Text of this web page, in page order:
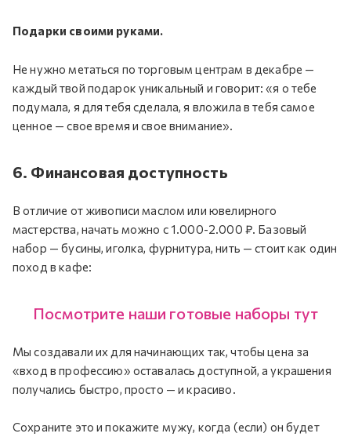
Подарки своими руками.
Не нужно метаться по торговым центрам в декабре —
каждый твой подарок уникальный и говорит: «я о тебе
подумала, я для тебя сделала, я вложила в тебя самое
ценное — свое время и свое внимание».
6. Финансовая доступность
В отличие от живописи маслом или ювелирного
мастерства, начать можно с 1.000-2.000 ₽. Базовый
набор — бусины, иголка, фурнитура, нить — стоит как один
поход в кафе:
Посмотрите наши готовые наборы тут
Мы создавали их для начинающих так, чтобы цена за
«вход в профессию» оставалась доступной, а украшения
получались быстро, просто — и красиво.
Сохраните это и покажите мужу, когда (если) он будет